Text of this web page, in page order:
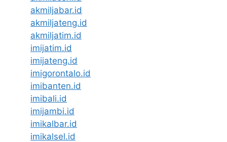
akmiljabar.id
akmiljateng.id
akmiljatim.id
imijatim.id
imijateng.id
imigorontalo.id
imibanten.id
imibali.id
imijambi.id
imikalbar.id
imikalsel.id